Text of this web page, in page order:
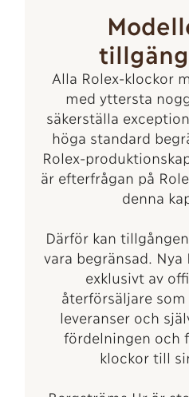
Alla Rolex-klockor
med yttersta
säkerställa
höga standard
Rolex-
är efterfrågan på
denna
Därför kan
vara begränsad.
exklusivt av
återförsäljare
leveranser och
fördelningen och
klockor till